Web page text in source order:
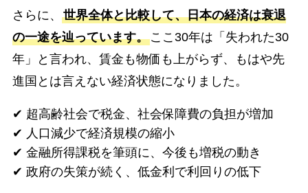
さらに、 世界全体と比較して、日本の経済は衰退
の一途を辿っています。ここ30年は「失われた30
年」と言われ、賃金も物価も上がらず、もはや先
進国とは言えない経済状態になりました。
✔︎ 超高齢社会で税金、社会保障費の負担が増加
✔︎ 人口減少で経済規模の縮小
✔︎ 金融所得課税を筆頭に、今後も増税の動き
✔︎ 政府の失策が続く、低金利で利回りの低下